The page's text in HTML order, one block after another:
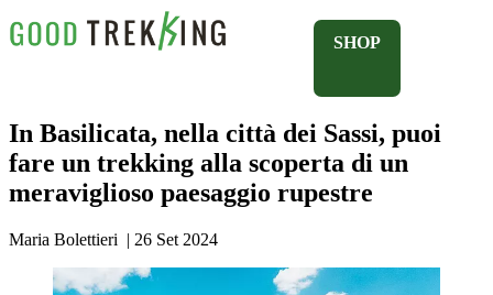
SHOP
In Basilicata, nella città dei Sassi, puoi
fare un trekking alla scoperta di un
meraviglioso paesaggio rupestre
Maria Bolettieri | 26 Set 2024